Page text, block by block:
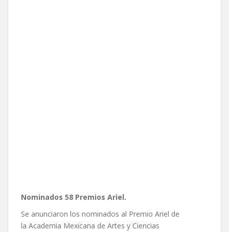
Nominados 58 Premios Ariel.
Se anunciaron los nominados al Premio Ariel de
la Academia Mexicana de Artes y Ciencias